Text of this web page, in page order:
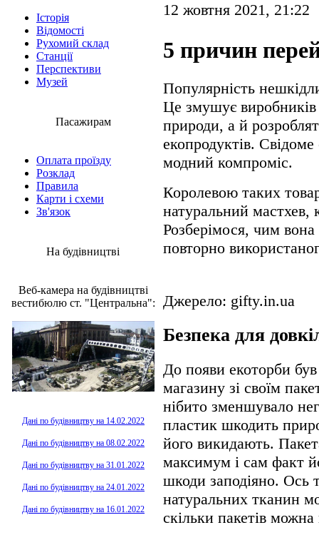
Історія
Відомості
Рухомий склад
Станції
Перспективи
Музей
Пасажирам
Оплата проїзду
Розклад
Правила
Карти і схеми
Зв'язок
На будівництві
Веб-камера на будівництві
вестибюлю ст. "Центральна":
Дані по будівництву на 14.02.2022
Дані по будівництву на 08.02.2022
Дані по будівництву на 31.01.2022
Дані по будівництву на 24.01.2022
Дані по будівництву на 16.01.2022
12 жовтня 2021, 21:22
5 причин
Популярність
Це змушує
природи, а й
екопродуктів.
модний компроміс.
Королевою таких
натуральний мастхев,
Розберімося, чим
повторно
Джерело: gifty.in.ua
Безпека для
До появи екоторби
магазину зі своїм
нібито зменшувало
пластик шкодить
його викидають.
максимум і сам факт
шкоди заподіяно. Ось
натуральних тканин
скільки пакетів